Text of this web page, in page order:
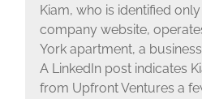
Kiam, who is identified only
company website,
York apartment, a
A LinkedIn post indicates
from Upfront Ventures a